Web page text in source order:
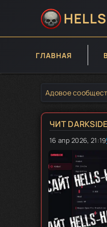
ГЛАВНАЯ
Адовое
ЧИТ
16 апр 2026, 21:19